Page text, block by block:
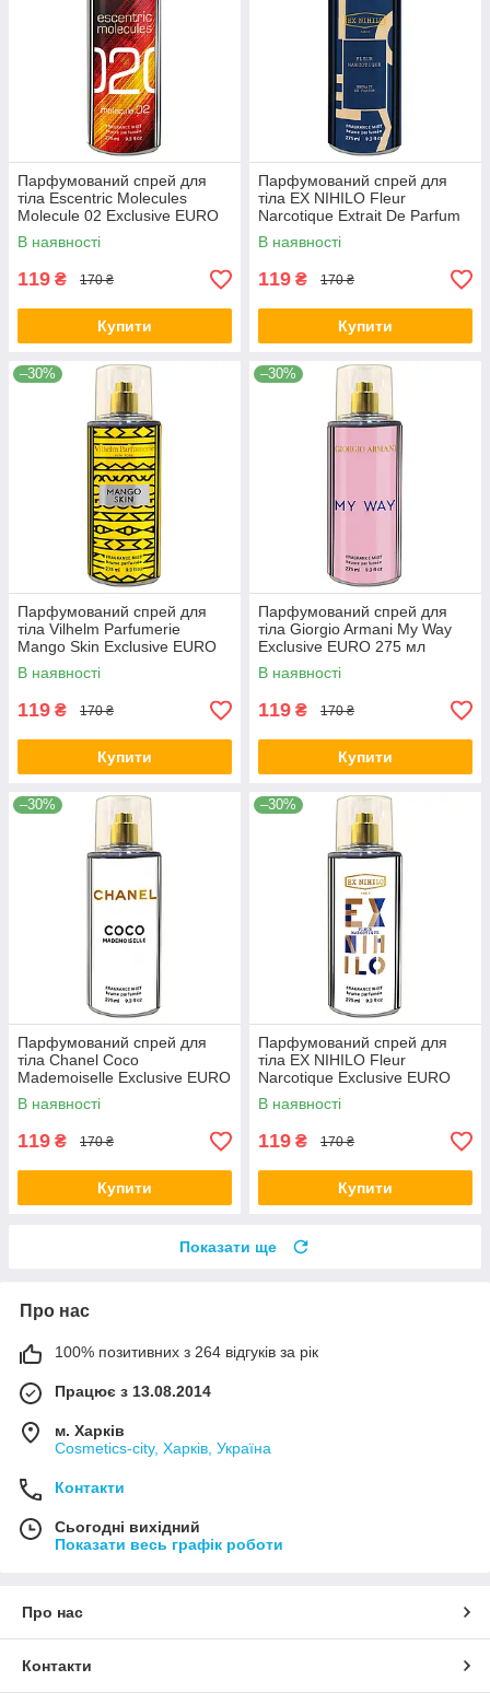
Парфумований спрей для
тіла Escentric Molecules
Molecule 02 Exclusive EURO
275 мл
В наявності
119 ₴ 170 ₴
Купити
Парфумований спрей для
тіла EX NIHILO Fleur
Narcotique Extrait De Parfum
Exclusive EURO 275 мл
В наявності
119 ₴ 170 ₴
Купити
–30%
Парфумований спрей для
тіла Vilhelm Parfumerie
Mango Skin Exclusive EURO
275 мл
В наявності
119 ₴ 170 ₴
Купити
–30%
Парфумований спрей для
тіла Giorgio Armani My Way
Exclusive EURO 275 мл
В наявності
119 ₴ 170 ₴
Купити
–30%
Парфумований спрей для
тіла Chanel Coco
Mademoiselle Exclusive EURO
275 мл
В наявності
119 ₴ 170 ₴
Купити
–30%
Парфумований спрей для
тіла EX NIHILO Fleur
Narcotique Exclusive EURO
275 мл
В наявності
119 ₴ 170 ₴
Купити
Показати ще
Про нас
100% позитивних з 264 відгуків за рік
Працює з 13.08.2014
м. Харків
Cosmetics-city, Харків, Україна
Контакти
Сьогодні вихідний
Показати весь графік роботи
Про нас
Контакти